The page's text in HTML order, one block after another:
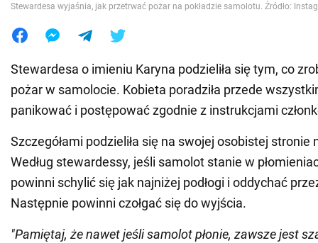
Jedzenie
Stewardesa wyjaśnia, jak przetrwać pożar na pokładzie samolotu. Źródło:
Stewardesa o imieniu Karyna podzieliła się tym, co
pożar w samolocie. Kobieta poradziła przede
panikować i postępować zgodnie z instrukcjami
Szczegółami podzieliła się na swojej osobistej stronie
Według stewardessy, jeśli samolot stanie w
powinni schylić się jak najniżej podłogi i oddychać
Następnie powinni czołgać się do wyjścia.
"Pamiętaj, że nawet jeśli samolot płonie, zawsze jest